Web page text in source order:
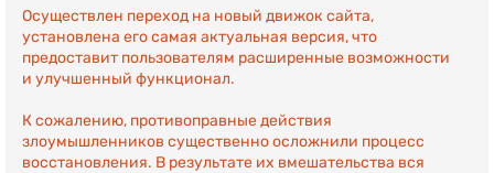
Осуществлен переход на новый движок сайта,
установлена его самая актуальная версия, что
предоставит пользователям расширенные возможности
и улучшенный функционал.
К сожалению, противоправные действия
злоумышленников существенно осложнили процесс
восстановления. В результате их вмешательства вся